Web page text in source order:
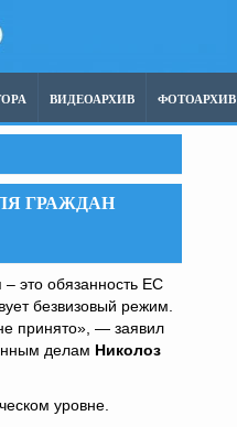
ВИДЕОАРХИВ ФОТОАРХИВ
ГРАЖДАН
– это обязанность ЕС
безвизовый режим.
принято», — заявил
делам Николоз
уровне.